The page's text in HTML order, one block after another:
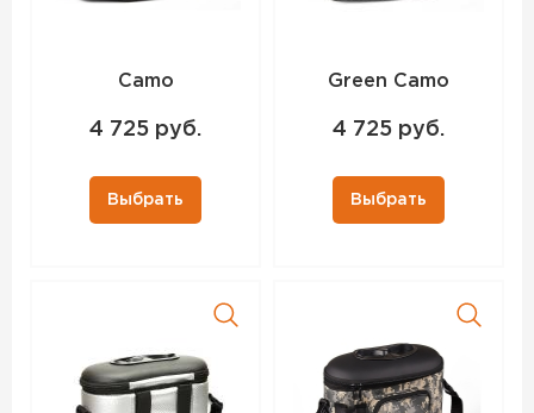
Camo
4 725 руб.
Выбрать
Green Camo
4 725 руб.
Выбрать